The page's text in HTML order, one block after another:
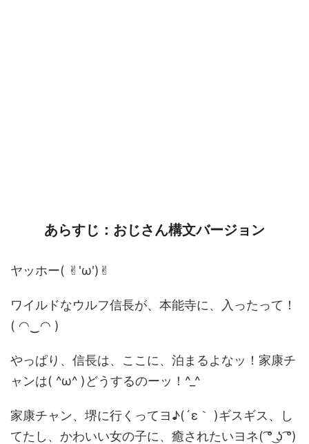
あらすじ：おじさん構文バージョン
ヤッホー( ✌︎'ω')✌︎
ワイルドなウルフ信長が、本能寺に、入ったって！
( ◠‿◠ )
やっぱり、信長は、ここに、泊まるよなッ！家康チ
ャンは( ^ω^ )どうするのーッ！^_^
家康チャン、堺に行くってヨ♪(´ε｀ )ギスギス、し
てたし、かわいい女の子に、癒されたいヨネ( ͡° ͜ʖ ͡°)